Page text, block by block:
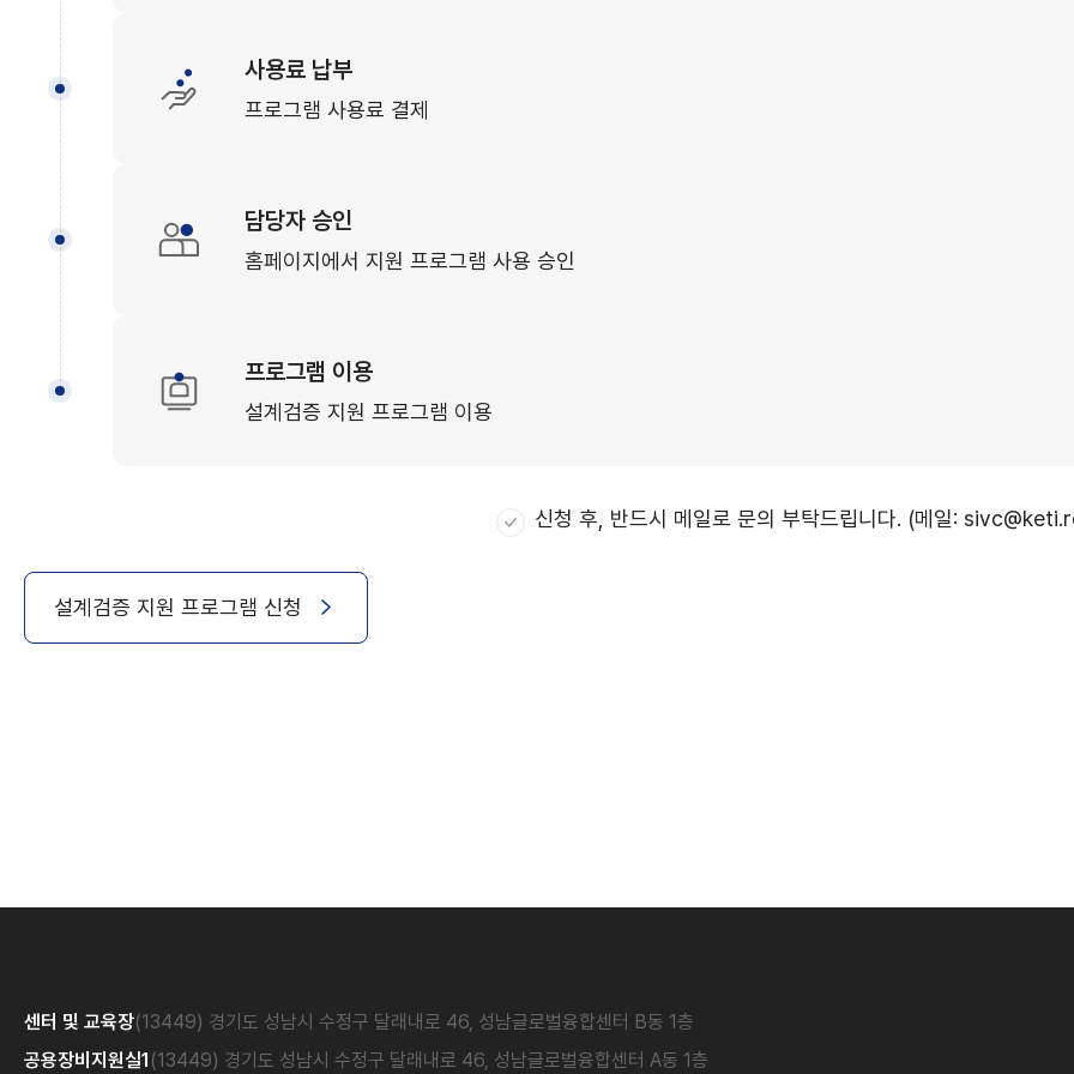
사용료 납부
프로그램 사용료 결제
담당자 승인
홈페이지에서 지원 프로그램 사용 승인
프로그램 이용
설계검증 지원 프로그램 이용
신청 후, 반드시 메일로 문의 부탁드립니다. (메일:
설계검증 지원 프로그램 신청
센터 및 교육장(13449) 경기도 성남시 수정구 달래내로 46, 성남글로벌융합센터 B동 1층
공용장비지원실1 (13449) 경기도 성남시 수정구 달래내로 46, 성남글로벌융합센터 A동 1층